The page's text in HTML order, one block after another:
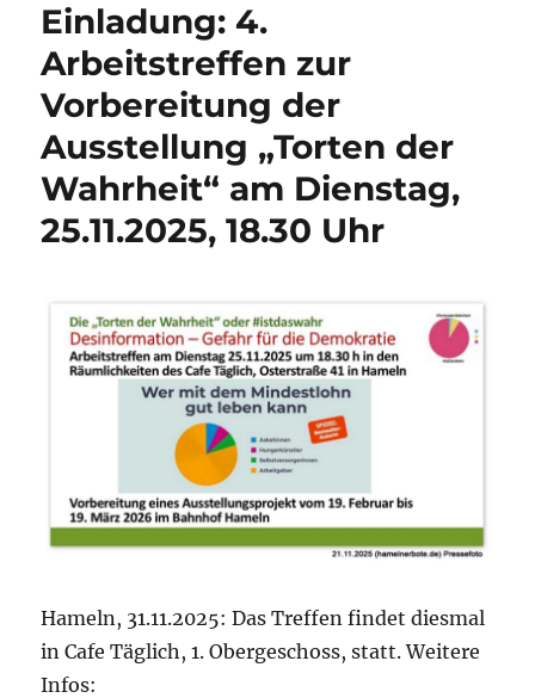
Einladung: 4.
Arbeitstreffen zur
Vorbereitung der
Ausstellung „Torten der
Wahrheit“ am Dienstag,
25.11.2025, 18.30 Uhr
Hameln, 31.11.2025: Das Treffen findet diesmal
in Cafe Täglich, 1. Obergeschoss, statt. Weitere
Infos: